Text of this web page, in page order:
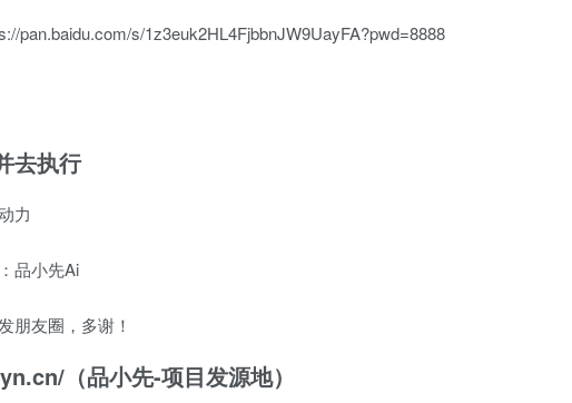
pan.baidu.com/s/1z3euk2HL4FjbbnJW9UayFA?pwd=8888
去执行
力
品小先Ai
朋友圈，多谢！
（品小先-项目发源地）